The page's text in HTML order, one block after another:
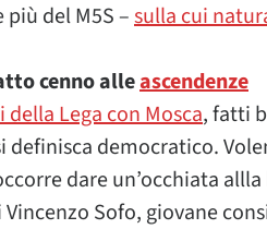
del M5S –sulla cui
cenno alleascendenze
Lega con Mosca, fatti
democratico.
dare un’occhiata
Sofo, giovane